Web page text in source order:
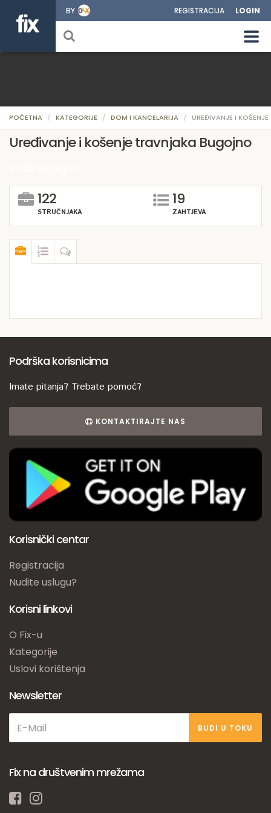
BY REGISTRACIJA LOGIN
POČETNA KATEGORIJE DOM I KANCELARIJA UREĐIVANJE I
Uređivanje i košenje travnjaka Bugojno
122
STRUČNJAKA
19
ZAHTJEVA
Podrška korisnicima
Imate pitanja? Trebate pomoć?
KONTAKTIRAJTE NAS
Korisnički centar
Registracija
Nudite uslugu?
Korisni linkovi
O Fix-u
Kategorije
Uslovi korištenja
Newsletter
BUDI U TOKU
Fix na društvenim mrežama